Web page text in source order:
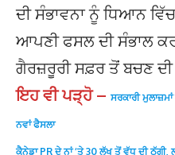
ਦੀ ਸੰਭਾਵਨਾ ਨੂੰ ਧਿਆਨ
ਆਪਣੀ ਫਸਲ ਦੀ ਸੰਭਾਲ
ਗੈਰਜ਼ਰੂਰੀ ਸਫ਼ਰ ਤੋਂ ਬਚਣ ਦੀ
ਇਹ ਵੀ ਪੜ੍ਹੋ – ਸਰਕਾਰੀ
ਨਵਾਂ ਫੈਸਲਾ
ਕੈਨੇਡਾ PR ਦੇ ਨਾਂ ‘ਤੇ 30 ਲੱਖ ਤੋਂ ਵੱਧ ਦੀ